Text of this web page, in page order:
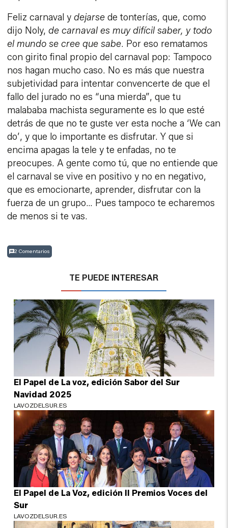
Feliz carnaval ydejarsede tonterías, que, como
dijo Noly,de carnaval es muy difícil saber, y todo
el mundo se cree que sabe. Por eso rematamos
con girito final propio del carnaval pop: Tampoco
nos hagan mucho caso. No es más que nuestra
subjetividad para intentar convencerte de que el
fallo del jurado no es “una mierda”, que tu
malababa machista seguramente es lo que esté
detrás de que no te guste ver esta noche a ‘We can
do’, y que lo importante es disfrutar. Y que si
encima apagas la tele y te enfadas, no te
preocupes. A gente como tú, que no entiende que
el carnaval se vive en positivo y no en negativo,
que es emocionarte, aprender, disfrutar con la
fuerza de un grupo… Pues tampoco te echaremos
de menos si te vas.
2 Comentarios
TE PUEDE INTERESAR
El Papel de La voz, edición Sabor del Sur
Navidad 2025
LAVOZDELSUR.ES
El Papel de La Voz, edición II Premios Voces del
Sur
LAVOZDELSUR.ES